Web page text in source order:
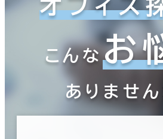
オフィス
こんなお
ありませ